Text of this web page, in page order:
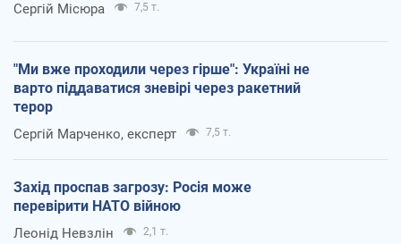
Сергій Місюра 7,5 т.
"Ми вже проходили через гірше": Україні не
варто піддаватися зневірі через ракетний
терор
Сергій Марченко, експерт 7,5 т.
Захід проспав загрозу: Росія може
перевірити НАТО війною
Леонід Невзлін 2,1 т.